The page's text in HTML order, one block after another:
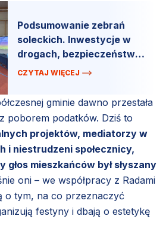
Podsumowanie zebrań
soleckich. Inwestycje w
drogach, bezpieczeństwo i
miejsca do zabawy.
CZYTAJ WIĘCEJ
gminie dawno przestała
poborem podatków. Dziś to
projektów, mediatorzy w
i niestrudzeni społecznicy,
głos mieszkańców był słyszany
oni – we współpracy z Radami
o tym, na co przeznaczyć
festyny i dbają o estetykę